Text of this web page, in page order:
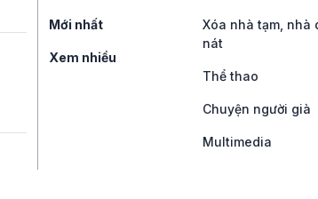
Mới nhất
Xem nhiều
Xóa nhà tạm, nhà
nát
Thể thao
Chuyện người già
Multimedia